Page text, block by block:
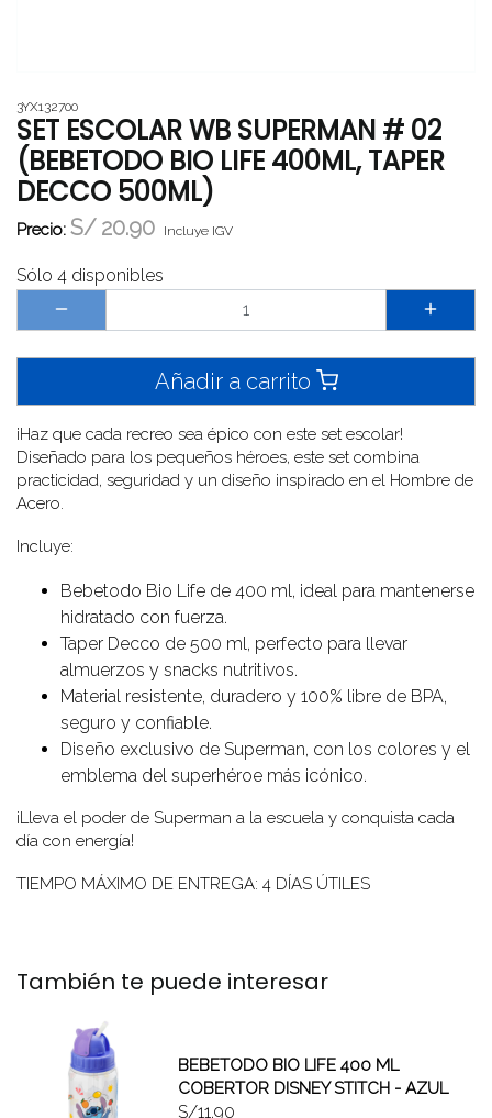
3YX132700
SET ESCOLAR WB SUPERMAN # 02
(BEBETODO BIO LIFE 400ML, TAPER
DECCO 500ML)
Precio: S/ 20.90 Incluye IGV
Sólo 4 disponibles
Añadir a carrito
¡Haz que cada recreo sea épico con este set escolar!
Diseñado para los pequeños héroes, este set combina
practicidad, seguridad y un diseño inspirado en el Hombre de
Acero.
Incluye:
Bebetodo Bio Life de 400 ml, ideal para mantenerse
hidratado con fuerza.
Taper Decco de 500 ml, perfecto para llevar
almuerzos y snacks nutritivos.
Material resistente, duradero y 100% libre de BPA,
seguro y confiable.
Diseño exclusivo de Superman, con los colores y el
emblema del superhéroe más icónico.
¡Lleva el poder de Superman a la escuela y conquista cada
día con energía!
TIEMPO MÁXIMO DE ENTREGA: 4 DÍAS ÚTILES
También te puede interesar
BEBETODO BIO LIFE 400 ML
COBERTOR DISNEY STITCH - AZUL
S/11.90